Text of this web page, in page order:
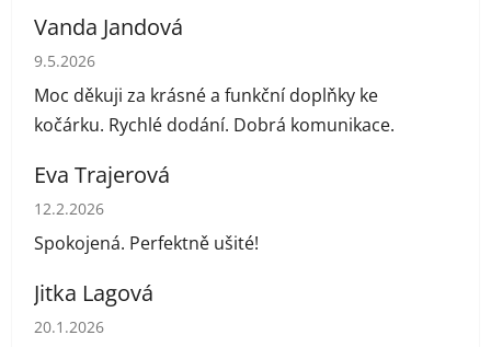
Vanda Jandová
Hodnocení obchodu je 5 z 5 hvězdiček.
9.5.2026
Moc děkuji za krásné a funkční doplňky ke
kočárku. Rychlé dodání. Dobrá komunikace.
Eva Trajerová
Hodnocení obchodu je 5 z 5 hvězdiček.
12.2.2026
Spokojená. Perfektně ušité!
Jitka Lagová
Hodnocení obchodu je 5 z 5 hvězdiček.
20.1.2026